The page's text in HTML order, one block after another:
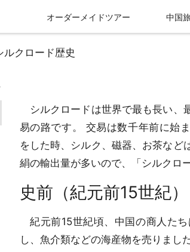
オーダーメイドツアー 中国
ルクロード歴史
シルクロードは世界で最も長い、
易の路です。 交易は数千年前に始
をした時、シルク、磁器、お茶など
絹の輸出量が多いので、「シルクロ
史前（紀元前15世紀）
紀元前15世紀頃、中国の商人た
し、魚介類などの海産物を売りました